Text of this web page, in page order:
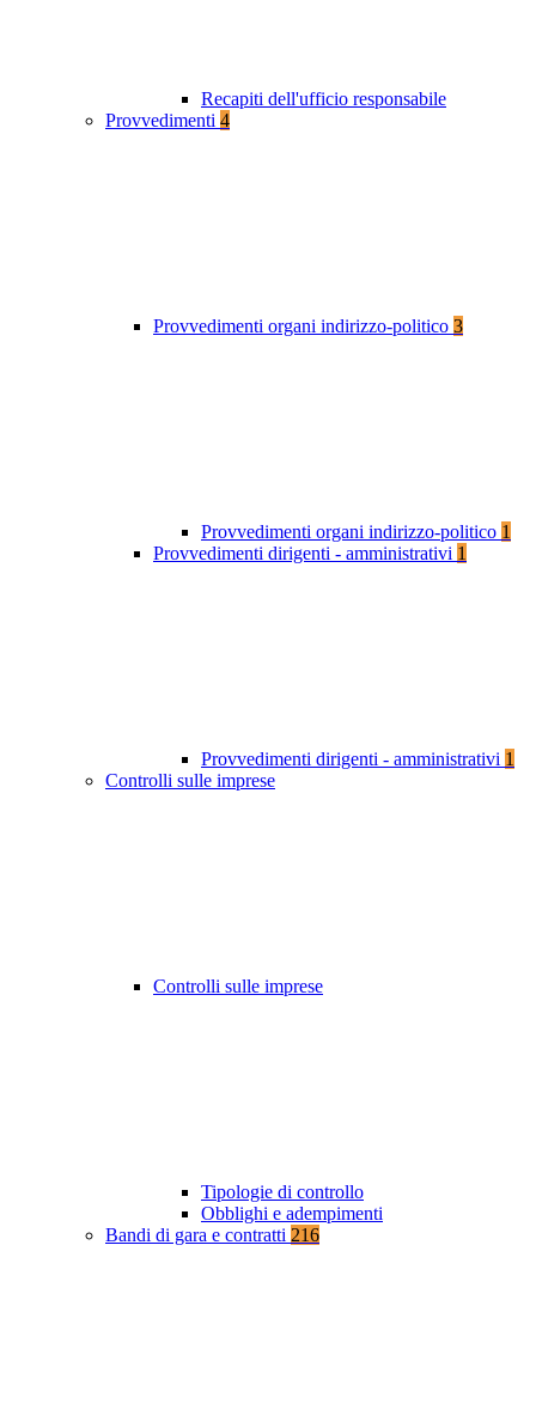
Recapiti dell'ufficio responsabile
Provvedimenti 4
Provvedimenti organi indirizzo-politico 3
Provvedimenti organi indirizzo-politico 1
Provvedimenti dirigenti - amministrativi 1
Provvedimenti dirigenti - amministrativi 1
Controlli sulle imprese
Controlli sulle imprese
Tipologie di controllo
Obblighi e adempimenti
Bandi di gara e contratti 216